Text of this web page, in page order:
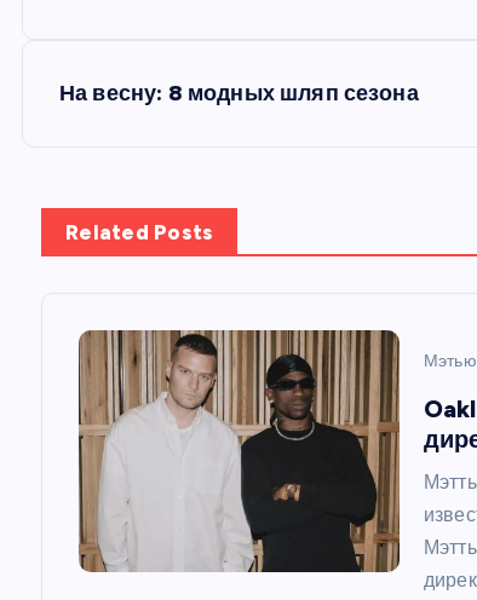
На весну: 8 модных шляп сезона
Related Posts